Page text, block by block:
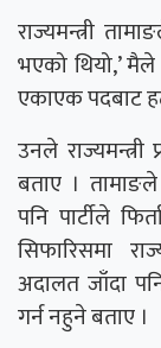
राज्यमन्त्री
भएको थियो,’ मैले
एकाएक पदबाट
उनले राज्यमन्त्री
बताए । तामाङले
पनि पार्टीले
सिफारिसमा
अदालत जाँदा पनि
गर्न नहुने बताए ।